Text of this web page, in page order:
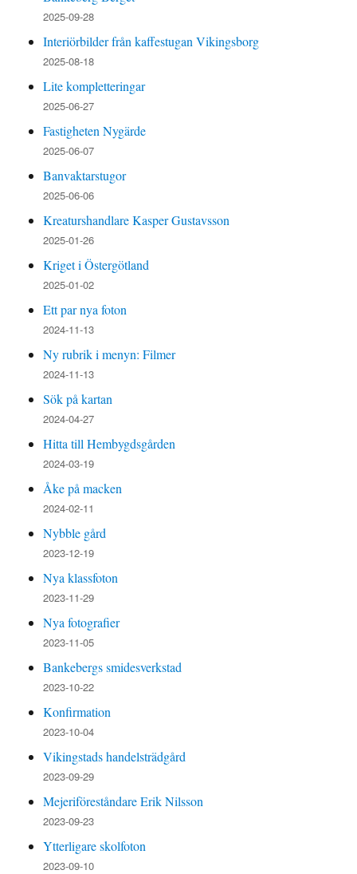
2025-09-28
Interiörbilder från kaffestugan Vikingsborg
2025-08-18
Lite kompletteringar
2025-06-27
Fastigheten Nygärde
2025-06-07
Banvaktarstugor
2025-06-06
Kreaturshandlare Kasper Gustavsson
2025-01-26
Kriget i Östergötland
2025-01-02
Ett par nya foton
2024-11-13
Ny rubrik i menyn: Filmer
2024-11-13
Sök på kartan
2024-04-27
Hitta till Hembygdsgården
2024-03-19
Åke på macken
2024-02-11
Nybble gård
2023-12-19
Nya klassfoton
2023-11-29
Nya fotografier
2023-11-05
Bankebergs smidesverkstad
2023-10-22
Konfirmation
2023-10-04
Vikingstads handelsträdgård
2023-09-29
Mejeriföreståndare Erik Nilsson
2023-09-23
Ytterligare skolfoton
2023-09-10